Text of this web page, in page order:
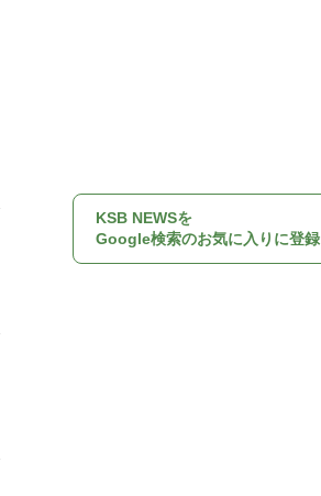
KSB NEWSを
Google検索のお気に入りに登録